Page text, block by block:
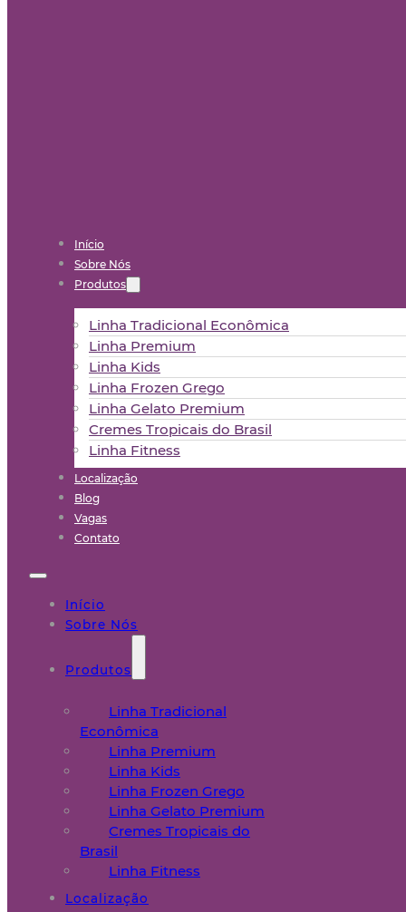
Início
Sobre Nós
Produtos
Linha Tradicional Econômica
Linha Premium
Linha Kids
Linha Frozen Grego
Linha Gelato Premium
Cremes Tropicais do Brasil
Linha Fitness
Localização
Blog
Vagas
Contato
Início
Sobre Nós
Produtos
Linha Tradicional
Econômica
Linha Premium
Linha Kids
Linha Frozen Grego
Linha Gelato Premium
Cremes Tropicais do
Brasil
Linha Fitness
Localização